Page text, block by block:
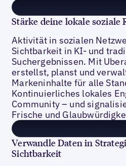
Stärke deine lokale soziale
Aktivität in sozialen
Sichtbarkeit in KI- und
Suchergebnissen. Mit
erstellst, planst und
Markeninhalte für alle
Kontinuierliches lokales
Community – und
Frische und
Verwandle Daten in
Sichtbarkeit